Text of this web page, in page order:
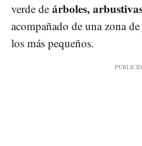
verde de árboles,
acompañado de una zona
los más pequeños.